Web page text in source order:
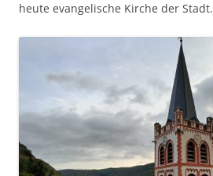
heute evangelische Kirche der Stadt.